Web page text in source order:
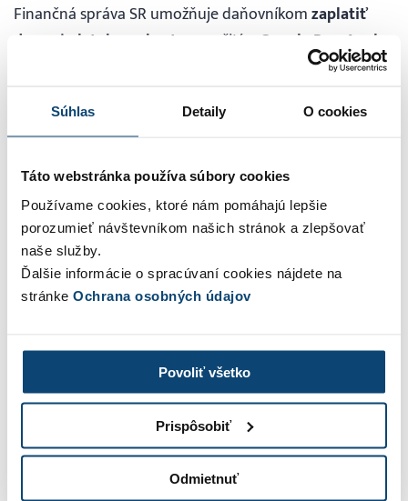
Súhlas Detaily O cookies
Táto webstránka používa súbory cookies
Používame cookies, ktoré nám pomáhajú lepšie
porozumieť návštevníkom našich stránok a zlepšovať
naše služby.
Ďalšie informácie o spracúvaní cookies nájdete na
stránke Ochrana osobných údajov
Povoliť všetko
Prispôsobiť
Odmietnuť
Finančná správa SR umožňuje daňovníkomzaplatiť
dane aj platobnou kartou
využitím Google Pay,
Apple
, alebo prenesením platobných údajov do
do účtu vašej osobnej internetovej zóny a na portáli
finančnej správy. Všetky dôležité
daní kartou vrátane manuálu ako platbu uskutočniť
Daň z príjmov fyzických osôb
vs daň z príjmov právnických
Pravidlá uvedené v tomto článku platia prefyzické
(s príjmami zo živnosti, inej samostatnej
zárobkovej činnosti, príjmami autorskými, z prenájmu či
zo zamestnania) ako aj preprávnické osoby